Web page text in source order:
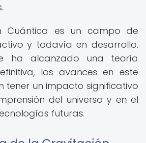
Cuántica es un campo de
y todavía en desarrollo.
ha alcanzado una teoría
los avances en este
tener un impacto significativo
del universo y en el
futuras.